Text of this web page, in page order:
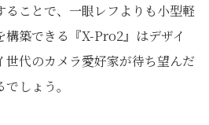
ることで、一眼レフよりも小型軽
構築できる『X-Pro2』はデザイ
世代のカメラ愛好家が待ち望んだ
しょう。